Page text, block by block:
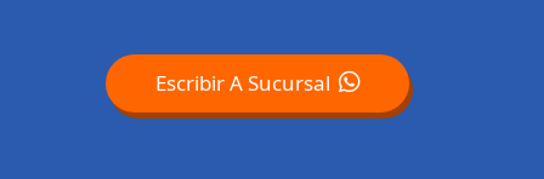
Escribir A Sucursal